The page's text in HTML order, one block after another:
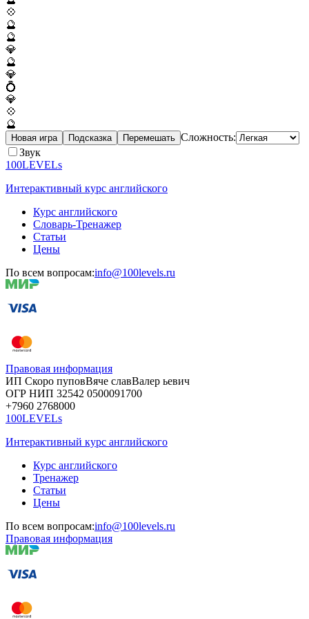
💠
🔮
🔮
💎
🔮
💎
💍
💎
💠
🔮
Новая игра Подсказка Перемешать Сложность:
Звук
100LEVELs
Интерактивный курс английского
Курс английского
Словарь-Тренажер
Статьи
Цены
По всем вопросам:info@100levels.ru
Правовая информация
ИП Скоро пуповВяче славВалер ьевич
ОГР НИП 32542 0500091700
+7960 2768000
100LEVELs
Интерактивный курс английского
Курс английского
Тренажер
Статьи
Цены
По всем вопросам:info@100levels.ru
Правовая информация